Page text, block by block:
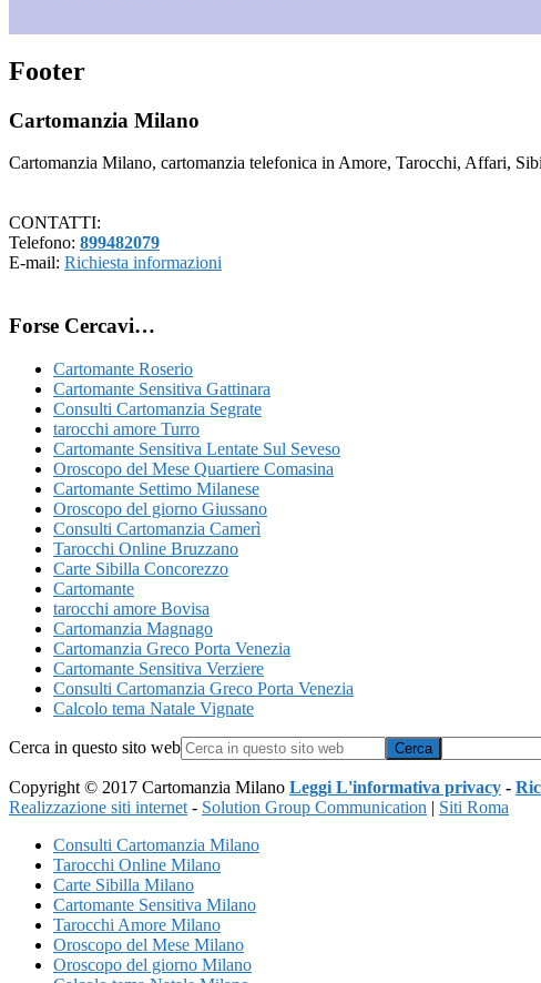
Footer
Cartomanzia Milano
Cartomanzia Milano, cartomanzia telefonica in Amore, Tarocchi, Affari,
CONTATTI:
Telefono: 899482079
E-mail: Richiesta informazioni
Forse Cercavi…
Cartomante Roserio
Cartomante Sensitiva Gattinara
Consulti Cartomanzia Segrate
tarocchi amore Turro
Cartomante Sensitiva Lentate Sul Seveso
Oroscopo del Mese Quartiere Comasina
Cartomante Settimo Milanese
Oroscopo del giorno Giussano
Consulti Cartomanzia Camerì
Tarocchi Online Bruzzano
Carte Sibilla Concorezzo
Cartomante
tarocchi amore Bovisa
Cartomanzia Magnago
Cartomanzia Greco Porta Venezia
Cartomante Sensitiva Verziere
Consulti Cartomanzia Greco Porta Venezia
Calcolo tema Natale Vignate
Cerca in questo sito web
Copyright © 2017 Cartomanzia Milano Leggi L'informativa privacy -
Realizzazione siti internet - Solution Group Communication | Siti Roma
Consulti Cartomanzia Milano
Tarocchi Online Milano
Carte Sibilla Milano
Cartomante Sensitiva Milano
Tarocchi Amore Milano
Oroscopo del Mese Milano
Oroscopo del giorno Milano